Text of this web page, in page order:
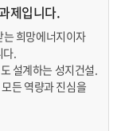
제입니다.
희망에너지이자
다.
설계하는 성지건설.
든 역량과 진심을